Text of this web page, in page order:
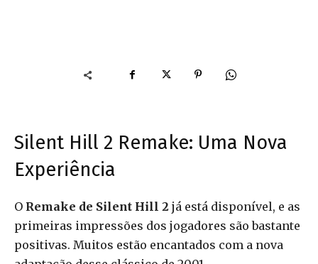
Silent Hill 2 Remake: Uma Nova
Experiência
O Remake de Silent Hill 2 já está disponível, e as
primeiras impressões dos jogadores são bastante
positivas. Muitos estão encantados com a nova